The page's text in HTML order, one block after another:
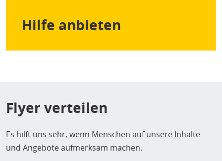
Hilfe anbieten
Flyer verteilen
Es hilft uns sehr, wenn Menschen auf unsere Inhalte
und Angebote aufmerksam machen.